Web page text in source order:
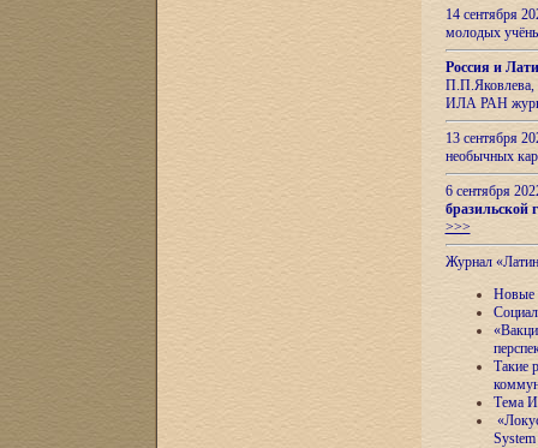
14 сентября
молодых
Россия и
П.П.Яковлева,
ИЛА РАН
13 сентября
необычных
6 сентября
бразильской
>>>
Журнал
Новые
Такие
Тема